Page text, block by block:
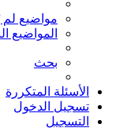
مواضيع لم
المواضيع
بحث
الأسئلة المتكررة
تسجيل الدخول
التسجيل